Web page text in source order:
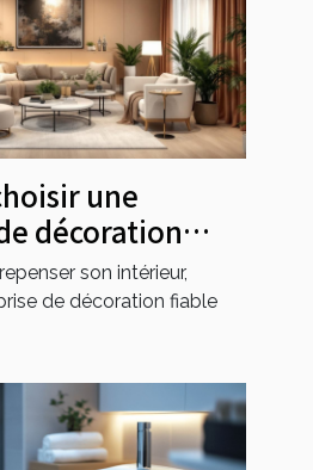
une
décoration
région ?
son intérieur,
de décoration fiable